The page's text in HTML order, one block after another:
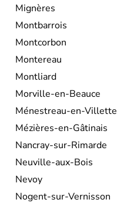
Mignères
Montbarrois
Montcorbon
Montereau
Montliard
Morville-en-Beauce
Ménestreau-en-Villette
Mézières-en-Gâtinais
Nancray-sur-Rimarde
Neuville-aux-Bois
Nevoy
Nogent-sur-Vernisson